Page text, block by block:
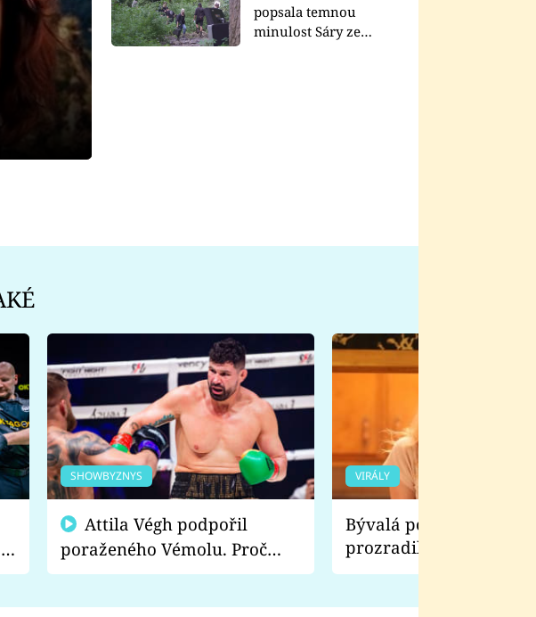
popsala temnou
minulost Sáry ze
SHOWBYZNYS
poraženého Vémolu. Proč
chce raději zápasit s ním než
VIRÁLY
Bývalá pornoherečka
prozradila, co ji
natáčení Euforie.